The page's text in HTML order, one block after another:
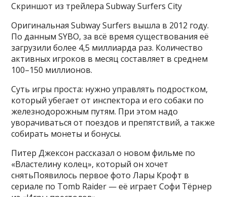
Скриншот из трейлера Subway Surfers City
Оригинальная Subway Surfers вышла в 2012 году.
По данным SYBO, за всё время существования её
загрузили более 4,5 миллиарда раз. Количество
активных игроков в месяц составляет в среднем
100–150 миллионов.
Суть игры проста: нужно управлять подростком,
который убегает от инспектора и его собаки по
железнодорожным путям. При этом надо
уворачиваться от поездов и препятствий, а также
собирать монеты и бонусы.
Питер Джексон рассказал о новом фильме по
«Властелину колец», который он хочет
снятьПоявилось первое фото Лары Крофт в
сериале по Tomb Raider — её играет Софи Тёрнер